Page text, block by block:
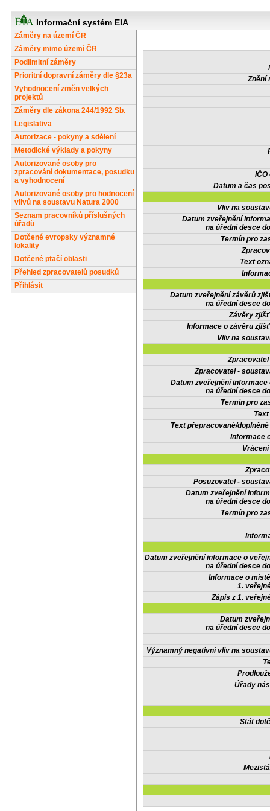
Informační systém EIA
Záměry na území ČR
Záměry mimo území ČR
Podlimitní záměry
Prioritní dopravní záměry dle §23a
Vyhodnocení změn velkých
projektů
Záměry dle zákona 244/1992 Sb.
Legislativa
Autorizace - pokyny a sdělení
Metodické výklady a pokyny
Autorizované osoby pro
zpracování dokumentace, posudku
a vyhodnocení
Autorizované osoby pro hodnocení
vlivů na soustavu Natura 2000
Seznam pracovníků příslušných
úřadů
Dotčené evropsky významné
lokality
Dotčené ptačí oblasti
Přehled zpracovatelů posudků
Přihlásit
Znění
IČO
Datum a čas
Vliv na
Datum zveřejnění
na úřední desce
Termín pro
Text
Datum zveřejnění závěrů
na úřední desce
Závěry
Informace o závěru
Vliv na
Zpracovatel -
Datum zveřejnění informace
na úřední desce
Termín pro
Text přepracované/
Informace
Posuzovatel -
Datum zveřejnění
na úřední desce
Termín pro
Datum zveřejnění informace o
na úřední desce
Informace o
1.
Zápis z 1.
Datum
na úřední desce
Významný negativní vliv na
Úřady
Stát